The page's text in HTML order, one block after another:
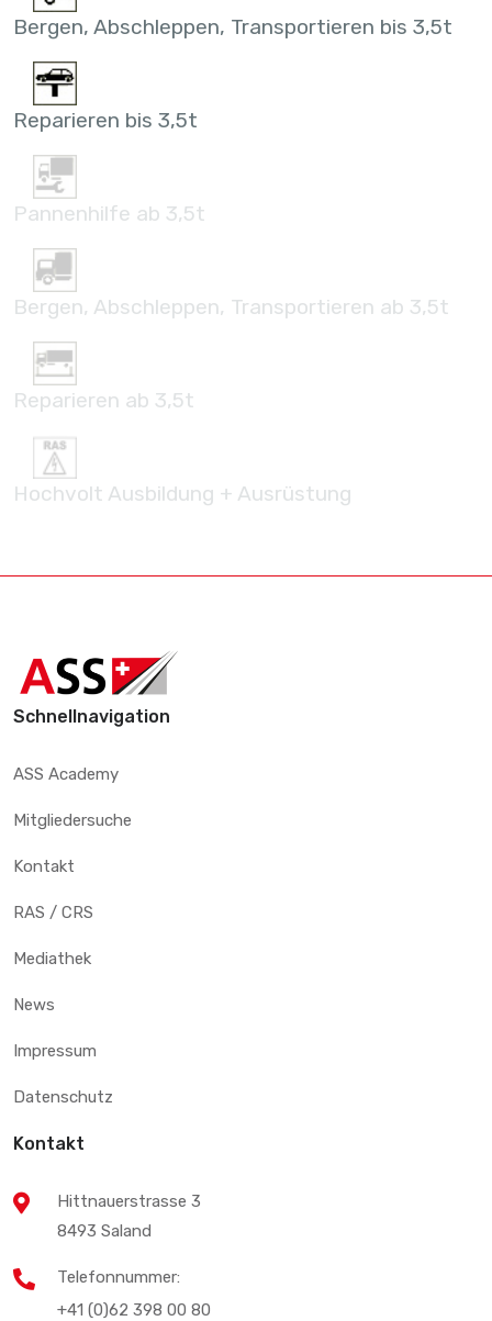
Bergen, Abschleppen, Transportieren bis 3,5t
Reparieren bis 3,5t
Pannenhilfe ab 3,5t
Bergen, Abschleppen, Transportieren ab 3,5t
Reparieren ab 3,5t
Hochvolt Ausbildung + Ausrüstung
Schnellnavigation
ASS Academy
Mitgliedersuche
Kontakt
RAS / CRS
Mediathek
News
Impressum
Datenschutz
Kontakt
Hittnauerstrasse 3
8493 Saland
Telefonnummer:
+41 (0)62 398 00 80